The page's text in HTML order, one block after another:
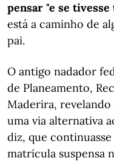
pensar "e se tivesse
está a caminho de
pai.
O antigo nadador
de Planeamento,
Maderira,
uma via alternativa
diz, que
matrícula suspensa